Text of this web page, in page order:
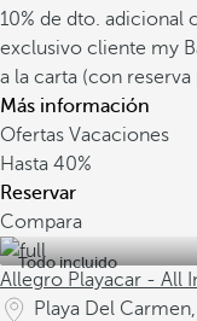
10% de dto.
exclusivo cliente my
a la carta (con reserva
Más información
Ofertas Vacaciones
Hasta 40%
Reservar
Compara
Todo incluido
Allegro Playacar - All
Playa Del